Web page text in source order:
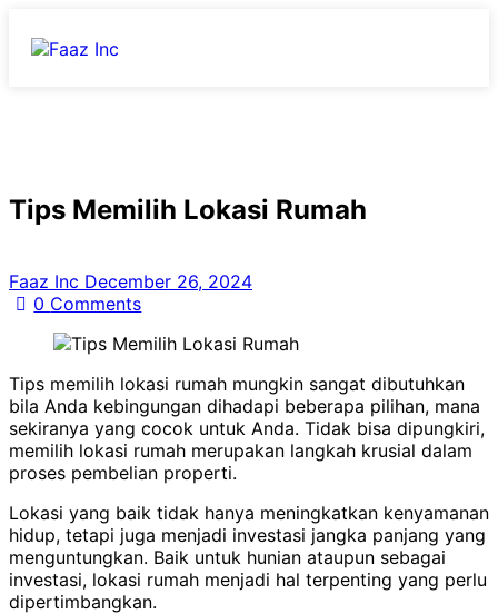
Tips Memilih Lokasi Rumah
Faaz Inc December 26, 2024
0 Comments
Tips memilih lokasi rumah mungkin sangat dibutuhkan
bila Anda kebingungan dihadapi beberapa pilihan, mana
sekiranya yang cocok untuk Anda. Tidak bisa dipungkiri,
memilih lokasi rumah merupakan langkah krusial dalam
proses pembelian properti.
Lokasi yang baik tidak hanya meningkatkan kenyamanan
hidup, tetapi juga menjadi investasi jangka panjang yang
menguntungkan. Baik untuk hunian ataupun sebagai
investasi, lokasi rumah menjadi hal terpenting yang perlu
dipertimbangkan.